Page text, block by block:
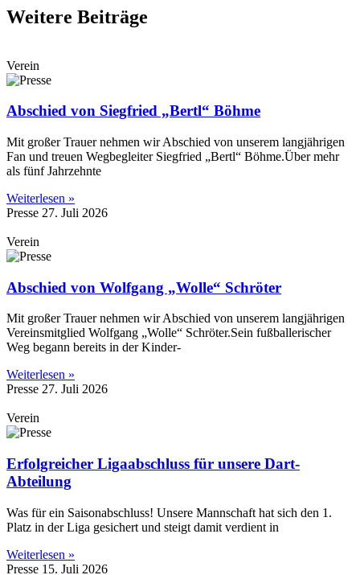
Weitere Beiträge
Verein
Abschied von Siegfried „Bertl“ Böhme
Mit großer Trauer nehmen wir Abschied von unserem langjährigen
Fan und treuen Wegbegleiter Siegfried „Bertl“ Böhme.Über mehr
als fünf Jahrzehnte
Weiterlesen »
Presse 27. Juli 2026
Verein
Abschied von Wolfgang „Wolle“ Schröter
Mit großer Trauer nehmen wir Abschied von unserem langjährigen
Vereinsmitglied Wolfgang „Wolle“ Schröter.Sein fußballerischer
Weg begann bereits in der Kinder-
Weiterlesen »
Presse 27. Juli 2026
Verein
Erfolgreicher Ligaabschluss für unsere Dart-
Abteilung
Was für ein Saisonabschluss! Unsere Mannschaft hat sich den 1.
Platz in der Liga gesichert und steigt damit verdient in
Weiterlesen »
Presse 15. Juli 2026